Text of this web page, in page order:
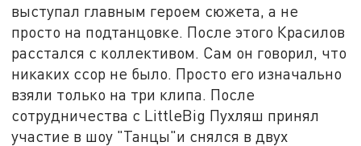
выступал главным героем сюжета, а не
просто на подтанцовке. После этого Красилов
расстался с коллективом. Сам он говорил, что
никаких ссор не было. Просто его изначально
взяли только на три клипа. После
сотрудничества с LittleBig Пухляш принял
участие в шоу "Танцы"и снялся в двух